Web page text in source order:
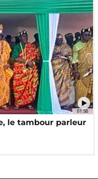
01:58
le tambour parleur